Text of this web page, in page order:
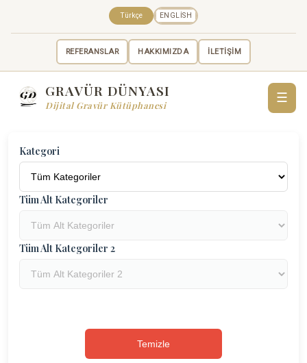
REFERANSLAR HAKKIMIZDA İLETİŞİM
Türkçe ENGLISH
GRAVÜR DÜNYASI
Dijital Gravür Kütüphanesi
☰
Kategori
Tüm Alt Kategoriler
Tüm Alt Kategoriler 2
Temizle